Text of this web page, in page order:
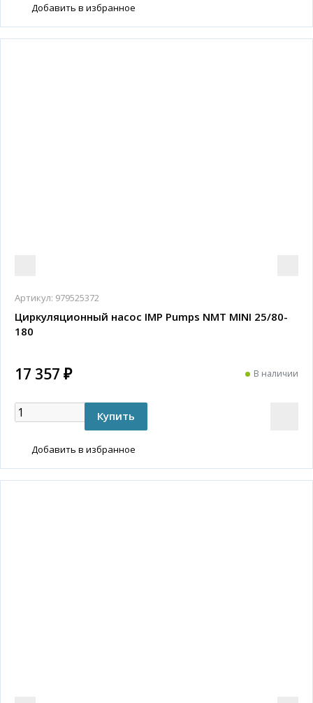
Добавить в избранное
Артикул: 979525372
Циркуляционный насос IMP Pumps NMT MINI 25/80-
180
17 357 ₽ В наличии
Добавить в избранное